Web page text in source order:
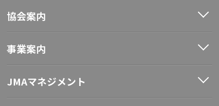
協会案内
事業案内
JMAマネジメント